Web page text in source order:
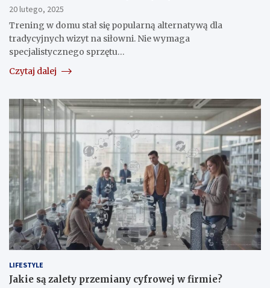
20 lutego, 2025
Trening w domu stał się popularną alternatywą dla
tradycyjnych wizyt na siłowni. Nie wymaga
specjalistycznego sprzętu…
Czytaj dalej
LIFESTYLE
Jakie są zalety przemiany cyfrowej w firmie?